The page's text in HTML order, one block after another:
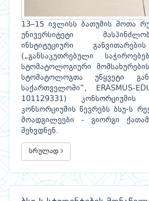
13–15 ივლისს ბათუმის შოთა
უნივერსიტეტი
ინსტიტუციური
(„განსაკუთრებული
სტომატოლოგიური
სტომატოლოგთა უწყვეტი
საქართველოში“, ERASMUS-
101129331) კონსორციუმის
კონსორციუმის წევრებს ბსუ-ს
მოადგილეები - გიორგი
შეხვდნენ.
სრულად